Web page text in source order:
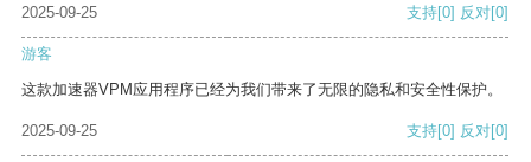
2025-09-25
支持[0] 反对[0]
游客
这款加速器VPM应用程序已经为我们带来了无限的隐私和安全性保护。
2025-09-25 支持[0] 反对[0]